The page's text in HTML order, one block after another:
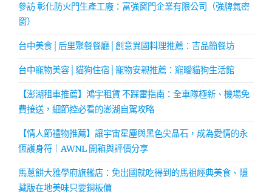
參訪 彰化防火門生產工廠：富強窗門企業有限公司（強牌氣密
窗）
台中美食│后里聚餐餐廳│創意異國料理推薦：吉品簡餐坊
台中寵物美容│貓狗住宿│寵物安親推薦：寵曖貓狗生活館
【澎湖租車推薦】鴻宇租賃 不踩雷指南：全車隊極新、機場免
費接送，細節控必看的澎湖自駕攻略
【情人節禮物推薦】讓宇宙星塵與黑色尖晶石，成為愛情的永
恆護身符｜AWNL 開箱與評價分享
馬蔥餅大雅學府旗艦店：免出國就吃得到的馬祖經典美食、隱
藏版在地美味只要銅板價